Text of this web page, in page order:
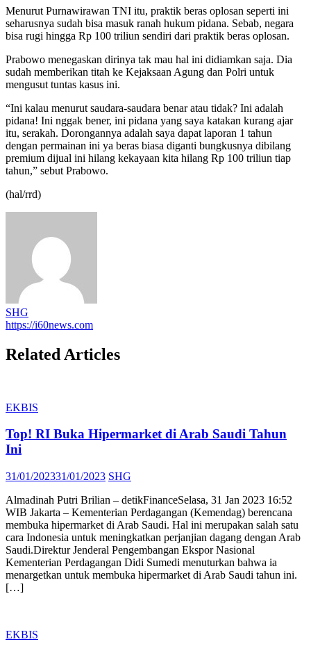
Menurut Purnawirawan TNI itu, praktik beras oplosan seperti ini
seharusnya sudah bisa masuk ranah hukum pidana. Sebab, negara
bisa rugi hingga Rp 100 triliun sendiri dari praktik beras oplosan.
Prabowo menegaskan dirinya tak mau hal ini didiamkan saja. Dia
sudah memberikan titah ke Kejaksaan Agung dan Polri untuk
mengusut tuntas kasus ini.
“Ini kalau menurut saudara-saudara benar atau tidak? Ini adalah
pidana! Ini nggak bener, ini pidana yang saya katakan kurang ajar
itu, serakah. Dorongannya adalah saya dapat laporan 1 tahun
dengan permainan ini ya beras biasa diganti bungkusnya dibilang
premium dijual ini hilang kekayaan kita hilang Rp 100 triliun tiap
tahun,” sebut Prabowo.
(hal/rrd)
SHG
https://i60news.com
Related Articles
EKBIS
Top! RI Buka Hipermarket di Arab Saudi Tahun
Ini
Posted
31/01/202331/01/2023 Author
SHG
Almadinah Putri Brilian – detikFinanceSelasa, 31 Jan 2023 16:52
WIB Jakarta – Kementerian Perdagangan (Kemendag) berencana
membuka hipermarket di Arab Saudi. Hal ini merupakan salah satu
cara Indonesia untuk meningkatkan perjanjian dagang dengan Arab
Saudi.Direktur Jenderal Pengembangan Ekspor Nasional
Kementerian Perdagangan Didi Sumedi menuturkan bahwa ia
menargetkan untuk membuka hipermarket di Arab Saudi tahun ini.
[…]
EKBIS